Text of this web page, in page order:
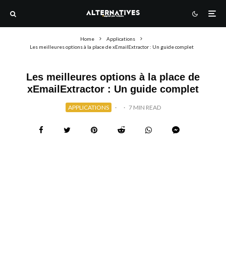
Home
Applications
Les meilleures options à la place de xEmailExtractor : Un guide complet
Les meilleures options à la place de
xEmailExtractor : Un guide complet
APPLICATIONS · · 7 MIN READ